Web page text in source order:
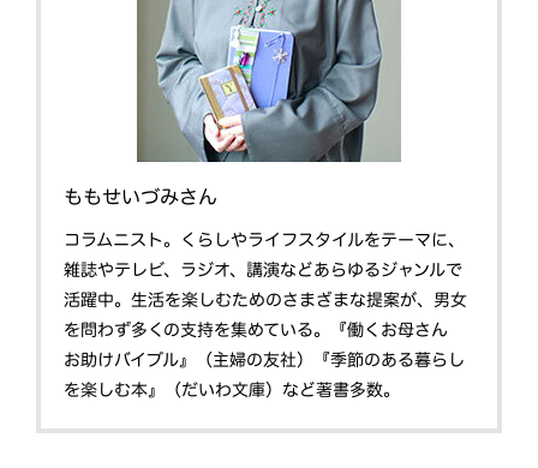
ももせいづみさん
コラムニスト。くらしやライフスタイルをテーマに、
雑誌やテレビ、ラジオ、講演などあらゆるジャンルで
活躍中。生活を楽しむためのさまざまな提案が、男女
を問わず多くの支持を集めている。『働くお母さん
お助けバイブル』（主婦の友社）『季節のある暮らし
を楽しむ本』（だいわ文庫）など著書多数。